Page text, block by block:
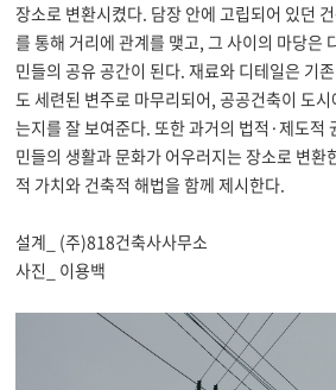
장소로 변환시켰다 담장 안에 고립되어 있던
를 통해 거리에 관계를 맺고 그 사이의 마당은
민들의 공유 공간이 된다 .재료와 디테일은 기
도 세련된 변주로 마무리되어 ,공공건축이 도
는지를 잘 보여준다 또한 과거의 법적 ·제도적
민들의 생활과 문화가 어우러지는 장소로 변환
적 가치와 건축적 해법을 함께 제시한다
설계_ (주)818건축사사무소
사진_ 이용백